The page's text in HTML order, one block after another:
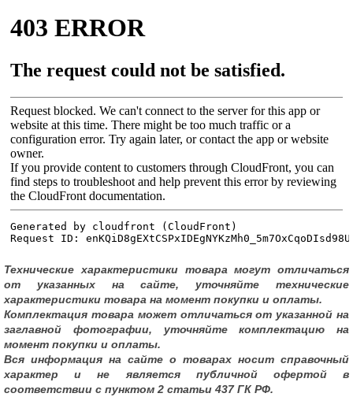
Технические характеристики товара могут отличаться
от указанных на сайте, уточняйте технические
характеристики товара на момент покупки и оплаты.
Комплектация товара может отличаться от указанной на
заглавной фотографии, уточняйте комплектацию на
момент покупки и оплаты.
Вся информация на сайте о товарах носит справочный
характер и не является публичной офертой в
соответствии с пунктом 2 статьи 437 ГК РФ.